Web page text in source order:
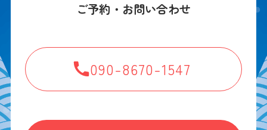
ご予約・お問い合わせ
090-8670-1547